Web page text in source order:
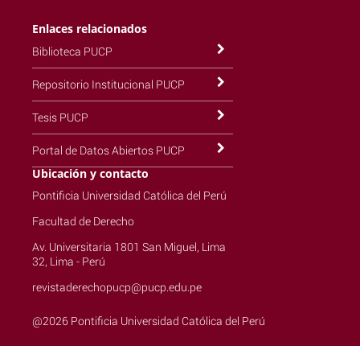
Enlaces relacionados
Biblioteca PUCP
Repositorio Institucional PUCP
Tesis PUCP
Portal de Datos Abiertos PUCP
Ubicación y contacto
Pontificia Universidad Católica del Perú
Facultad de Derecho
Av. Universitaria 1801 San Miguel, Lima
32, Lima - Perú
revistaderechopucp@pucp.edu.pe
@2026 Pontificia Universidad Católica del Perú